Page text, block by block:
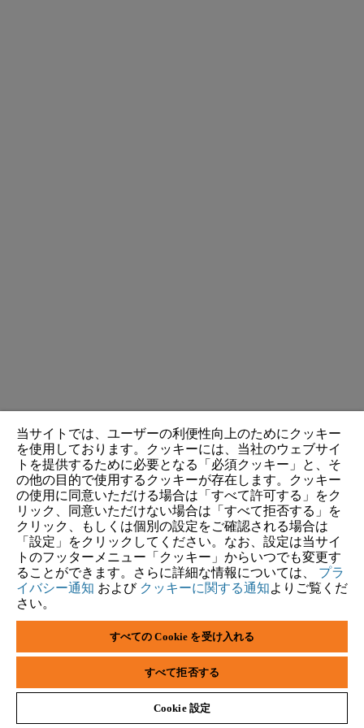
当サイトでは、ユーザーの利便性向上のためにクッキー
を使用しております。クッキーには、当社のウェブサイ
トを提供するために必要となる「必須クッキー」と、そ
の他の目的で使用するクッキーが存在します。クッキー
の使用に同意いただける場合は「すべて許可する」をク
リック、同意いただけない場合は「すべて拒否する」を
クリック、もしくは個別の設定をご確認される場合は
「設定」をクリックしてください。なお、設定は当サイ
トのフッターメニュー「クッキー」からいつでも変更す
ることができます。さらに詳細な情報については、 プラ
イバシー通知 および クッキーに関する通知よりご覧くだ
さい。
すべての Cookie を受け入れる
すべて拒否する
Cookie 設定